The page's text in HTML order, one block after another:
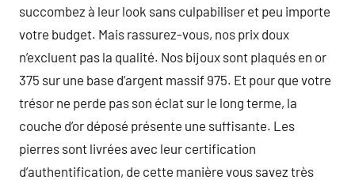
succombez à leur look sans culpabiliser et peu importe
votre budget. Mais rassurez-vous, nos prix doux
n’excluent pas la qualité. Nos bijoux sont plaqués en or
375 sur une base d’argent massif 975. Et pour que votre
trésor ne perde pas son éclat sur le long terme, la
couche d’or déposé présente une suffisante. Les
pierres sont livrées avec leur certification
d’authentification, de cette manière vous savez très